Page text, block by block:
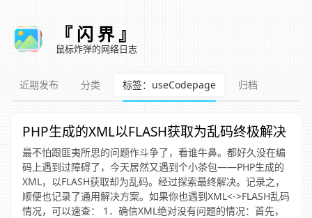
『 闪 界 』
鼠标炸弹的网络日志
近期发布 分类 标签：useCodepage 归档
PHP生成的XML以FLASH获取为乱码终极解决
最不怕跟匪夷所思的问题作斗争了，看谁牛鼻。都好久没在编
码上遇到过障碍了，今天居然又遇到个小茶包——PHP生成的
XML，以FLASH获取却为乱码。经过探索最终解决。记录之，
顺便也记录了通用解决方案。如果你也遇到XML<->FLASH乱码
情况，可以速查： 1．确信XML绝对没有问题的情况：首先，